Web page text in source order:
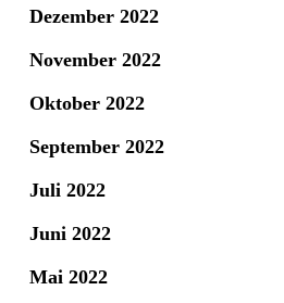
Dezember 2022
November 2022
Oktober 2022
September 2022
Juli 2022
Juni 2022
Mai 2022